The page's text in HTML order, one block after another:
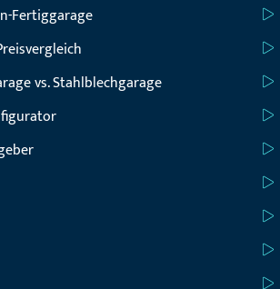
Fertiggarage
vs. Stahlblechgarage